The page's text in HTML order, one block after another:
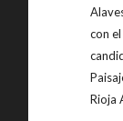
con
Rioja